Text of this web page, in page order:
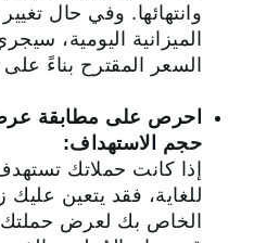
وانتهائها. وفي حال
الميزانية اليومية،
السعر المقترح بناءً على
احرص على مطابقة
حجم الاستهداف:
إذا كانت حملاتك
للغاية، فقد يتعين
الخاص بك لعرض